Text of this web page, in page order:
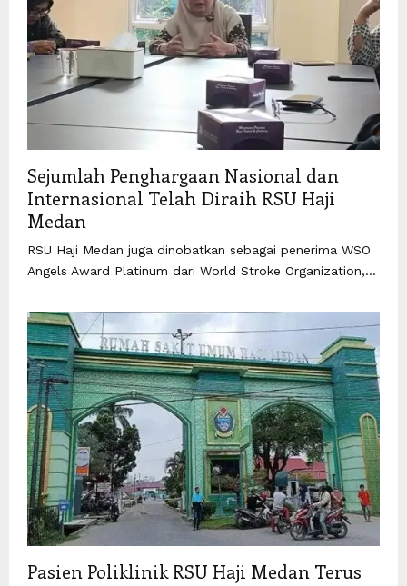
Sejumlah Penghargaan Nasional dan
Internasional Telah Diraih RSU Haji
Medan
RSU Haji Medan juga dinobatkan sebagai penerima WSO
Angels Award Platinum dari World Stroke Organization,...
Pasien Poliklinik RSU Haji Medan Terus